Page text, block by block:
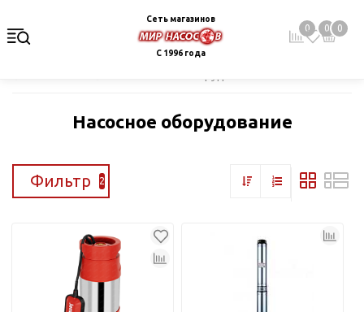
Сеть магазинов
С 1996 года
0 0 0
Насосное оборудование
Фильтр 2